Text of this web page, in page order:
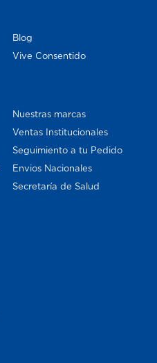
Blog
Vive Consentido
Nuestras marcas
Ventas Institucionales
Seguimiento a tu Pedido
Envios Nacionales
Secretaría de Salud